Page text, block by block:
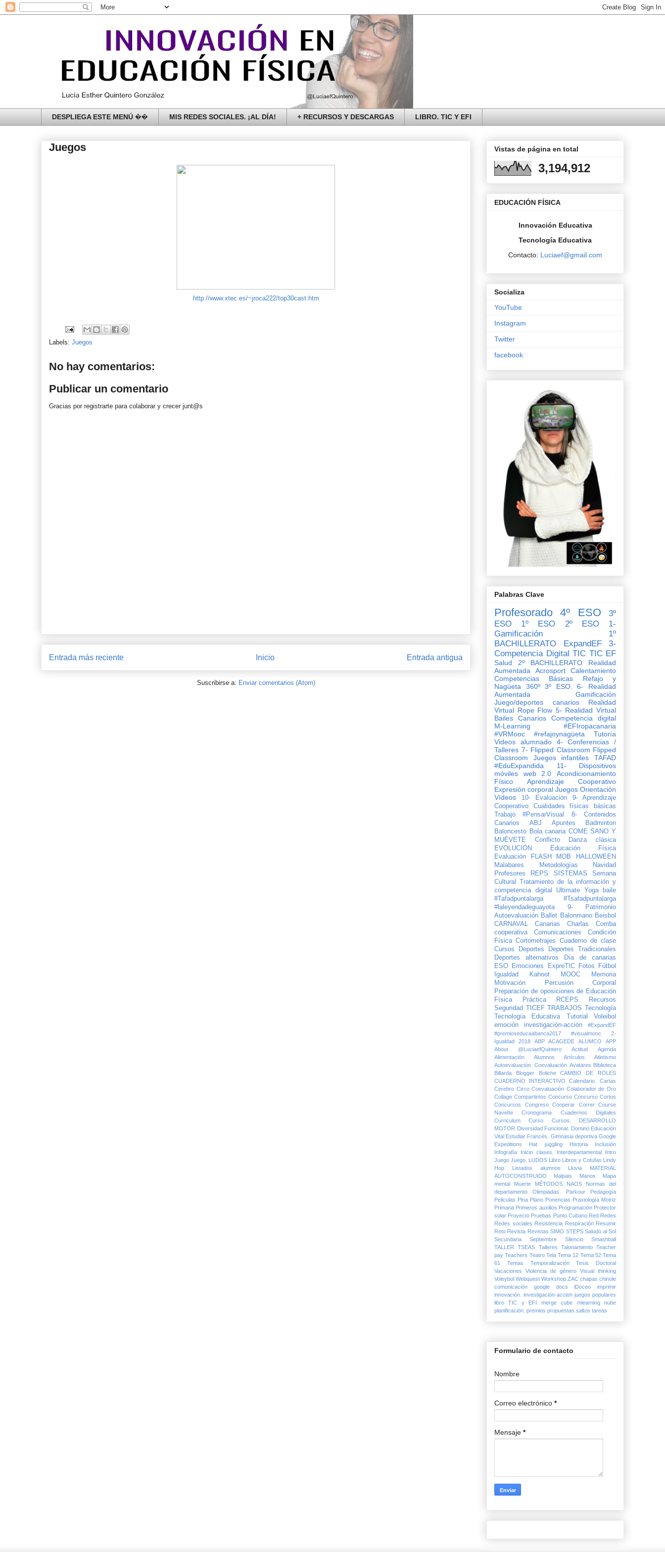
DESPLIEGA ESTE MENÚ �� MIS REDES SOCIALES. ¡AL DÍA! + RECURSOS Y DESCARGAS LIBRO. TIC Y EFI
Juegos
http://www.xtec.es/~jroca222/top30cast.htm
Labels: Juegos
No hay comentarios:
Publicar un comentario
Gracias por registrarte para colaborar y crecer junt@s
Entrada más reciente Entrada antigua
Inicio
Suscribirse a: Enviar comentarios (Atom)
Vistas de página en total
3,194,912
EDUCACIÓN FÍSICA
Innovación Educativa
Tecnología Educativa
Contacto: Luciaef@gmail.com
Socializa
YouTube
Instagram
Twitter
facebook
Palabras Clave
Profesorado 4º ESO
3º
ESO
1º ESO 2º ESO
1-
Gamificación
1º
BACHILLERATO
ExpandEF
3-
Competencia Digital TIC TIC EF
Salud 2º BACHILLERATO
Realidad
Aumentada
Acrosport
Calentamiento
Competencias Básicas
Refajo y
Nagüeta
360º 3º ESO.
6- Realidad
Aumentada
Gamificación
Juego/deportes canarios
Realidad
Virtual Rope Flow 5- Realidad Virtual
Bailes Canarios
Competencia digital
M-Learning
#EFIropacanaria
#VRMooc
#refajoynagüeta
Tutoría
Videos
alumnado
4- Conferencias /
Talleres 7- Flipped Classroom Flipped
Classroom
Juegos infantiles
TAFAD
#EduExpandida
11- Dispositivos
móviles
web 2.0
Acondicionamiento
Físico
Aprendizaje Cooperativo
Expresión corporal Juegos Orientación
Vídeos
10- Evaluación
9- Aprendizaje
Cooperativo
Cualidades físicas básicas
Trabajo
#PensarVisual
8- Contenidos
Canarios
ABJ Apuntes
Badminton
Baloncesto Bola canaria COME SANO Y
MUÉVETE
Conflicto
Danza clásica
EVOLUCIÓN
Evaluación
FLASH MOB
HALLOWEEN
Malabares
Metodologías
Navidad
Profesores
REPS SISTEMAS
Semana
Cultural
Tratamiento de la información y
competencia digital
Ultimate Yoga
baile
#Tafadpuntalarga
#Tsafadpuntalarga
#laleyendadeguayota
9- Patrimonio
Autoevaluación Ballet Balonmano Beisbol
CARNAVAL
Canarias Charlas
Comba
cooperativa
Comunicaciones
Condición
Física Cortometrajes
Cuaderno de clase
Cursos
Deportes
Deportes Tradicionales
Deportes alternativos
Día de canarias
ESO
Emociones ExpreTIC Fotos
Fútbol
Igualdad
Kahoot MOOC
Memoria
Motivación
Percusión Corporal
Preparación de oposiciones de Educación
Física
Práctica RCEPS
Recursos
Seguridad
TICEF TRABAJOS
Tecnología
Tecnología Educativa
Tutorial
Voleibol
emoción
investigación-acción
#ExpandEF
#premioseducaabanca2017
#visualmooc
2-
Igualdad
2018 ABP ACAGEDE ALUMCO
APP
About @LuciaefQuintero
Actitud
Agenda
Alimentación
Alumnos Artículos
Atletismo
Autoevaluación. Coevaluación Avatares Biblioteca
Billarda
Blogger Boliche
CAMBIO DE ROLES
CUADERNO INTERACTIVO
Calendario.
Cartas
Cerebro Circo Coevaluación Colaborador de Oro
Collage Compartimos Concurso Concurso Cortos
Concursos
Congreso Cooperar Correr
Course
Navette
Cronograma
Cuadernos Digitales
Curriculum
Curso Cursos.
DESARROLLO
MOTOR Diversidad Funcional. Dominó Educación
Vital Estudiar Francés. Gimnasia deportiva Google
Expeditions
Hat juggling Historia
Inclusión
Infografía
Inicio clases. Interdepartamental
Intro
Juego Juego. LUDOS Libro Libros y Cotufas
Lindy
Hop
Listados alumnos Lluvia
MATERIAL
AUTOCONSTRUIDO
Malpais Manos
Mapa
mental
Muerte MÉTODOS NAOS
Normas del
departamento
Olimpiadas. Parkour
Pedagogía
Peliculas Pina Plano Ponencias Praxiología Motriz
Primaria Primeros auxilios Programación Protector
solar Proyecto Pruebas Punto Cubano Red Redes
Redes sociales Resistencia Respiración Resumir
Reto Revista Revistas SIMO STEPS Saludo al Sol
Secundaria
Septiembre Silencio
Smashball
TALLER
TSEAS Talleres Talonamiento
Teacher
pay Teachers Teatro Tela Tema 12 Tema 52 Tema
61
Temas Temporalización
Tesis Doctoral
Vacaciones
Violencia de género Visual thinking
Voleybol Webquest Workshop ZAC chapas chinole
comunicación
google docs iDoceo
imprimir
innovación. investigación-accion juegos populares
libro TIC y EFI
merge cube mlearning
nube
planificación. premios propuestas saltos tareas
Formulario de contacto
Nombre
Correo electrónico *
Mensaje *